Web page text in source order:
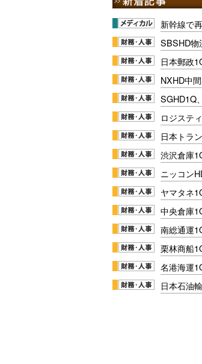
新幹線で
SBSHD物
日本郵政
NXHD中
SGHD1Q
ロジステ
日本トラ
渋沢倉庫
ニッコン
ヤマタネ
中央倉庫
南総通運
栗林商船
名港海運
日本石油